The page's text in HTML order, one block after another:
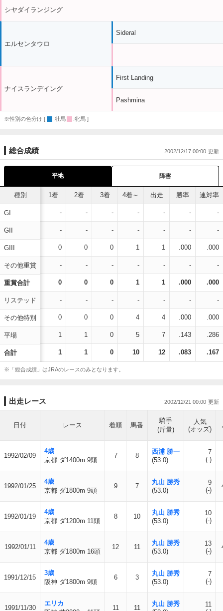
シヤダイランジング
エルセンタウロ
ナイスランデイング
Sideral
First Landing
Pashmina
※性別の色分け [ :牡馬 :牝馬 ]
総合成績 2002/12/17 00:00
平地 障害
種別
GI
GII
GIII
その他重賞
重賞合計
リステッド
その他特別
平場
合計
1着 2着 3着 4着～ 出走 勝率 連対率
- - - - - - -
- - - - - - -
0 0 0 1 1 .000 .000
- - - - - - -
0 0 0 1 1 .000 .000
- - - - - - -
0 0 0 4 4 .000 .000
1 1 0 5 7 .143 .286
1 1 0 10 12 .083 .167
※「総合成績」はJRAのレースのみとなります。
出走レース 2002/12/21 00:00
日付 レース 着順 馬番
騎手
(斤量)
人気
(オッズ)
1992/02/09
4歳
京都 ダ1400m 9頭
7 8
西浦 勝一
(53.0)
7
(-)
1992/01/25
4歳
京都 ダ1800m 9頭
9 7
丸山 勝秀
(53.0)
9
(-)
1992/01/19
4歳
京都 ダ1200m 11頭
8 10
丸山 勝秀
(53.0)
10
(-)
1992/01/11
4歳
京都 ダ1800m 16頭
12 11
丸山 勝秀
(53.0)
13
(-)
1991/12/15
3歳
阪神 ダ1800m 9頭
6 3
丸山 勝秀
(53.0)
7
(-)
1991/11/30
エリカ
11 11
丸山 勝秀
11